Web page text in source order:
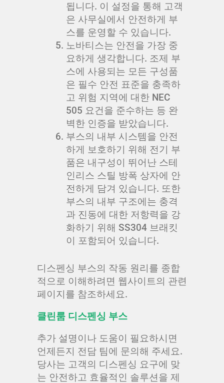
됩니다. 이 설정을 통해 고객
은 사무실에서 안전하게 부
스를 운영할 수 있습니다.
노바티스는 안전을 가장 중
요하게 생각합니다. 조제 부
스에 사용되는 모든 구성품
은 필수 안전 표준을 충족하
고 위험 지역에 대한 NEC
505 요건을 준수하는 등 완
벽한 인증을 받았습니다.
부스의 내부 시스템을 안전
하게 보호하기 위해 전기 부
품은 내구성이 뛰어난 스테
인리스 스틸 방폭 상자에 안
전하게 담겨 있습니다. 또한
부스의 내부 구조에는 충격
과 진동에 대한 저항력을 강
화하기 위해 SS304 브래킷
이 포함되어 있습니다.
디스펜싱 부스의 작동 원리를 종합
적으로 이해하려면 웹사이트의 관련
페이지를 참조하세요.
클린룸 디스펜싱 부스
추가 설명이나 도움이 필요하시면
언제든지 전담 팀에 문의해 주세요.
당사는 고객의 디스펜싱 요구에 맞
는 안전하고 효율적인 솔루션을 제